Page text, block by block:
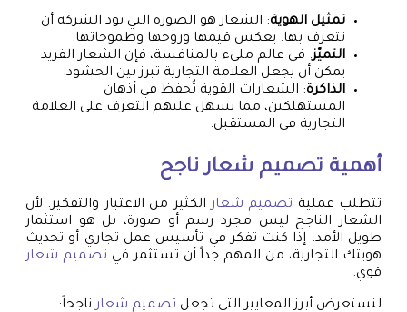
تمثيل الهوية: الشعار هو الصورة التي تود الشركة أن
تتعرف بها. يعكس قيمها وروحها وطموحاتها.
التميّز: في عالم مليء بالمنافسة، فإن الشعار الفريد
يمكن أن يجعل العلامة التجارية تبرز بين الحشود.
الذاكرة: الشعارات القوية تُحفظ في أذهان
المستهلكين، مما يسهل عليهم التعرف على العلامة
التجارية في المستقبل.
أهمية تصميم شعارناجح
تتطلب عملية تصميم شعارالكثير من الاعتبار والتفكير. لأن
الشعار الناجح ليس مجرد رسم أو صورة، بل هو استثمار
طويل الأمد. إذا كنت تفكر في تأسيس عمل تجاري أو تحديث
هويتك التجارية، من المهم جداً أن تستثمر في تصميم شعار
قوي.
لنستعرض أبرز المعايير التي تجعل تصميم شعارناجحاً: